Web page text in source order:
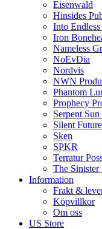
Eisenwald
Hinsides
Into Endless
Iron
Nameless
NoEvDia
Nordvis
NWN
Phantom
Prophecy
Serpent
Silent
Sken
SPKR
Terratur
The
Information
Frakt &
Köpvillkor
Om oss
US Store